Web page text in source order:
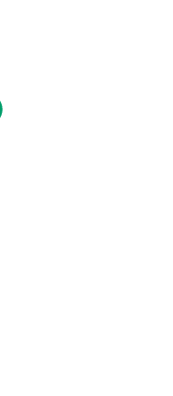
北鉄バス(金沢市)/伏見新